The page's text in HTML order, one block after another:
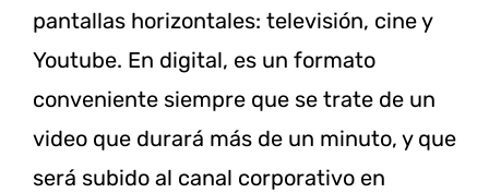
pantallas horizontales: televisión, cine y
Youtube. En digital, es un formato
conveniente siempre que se trate de un
video que durará más de un minuto, y que
será subido al canal corporativo en